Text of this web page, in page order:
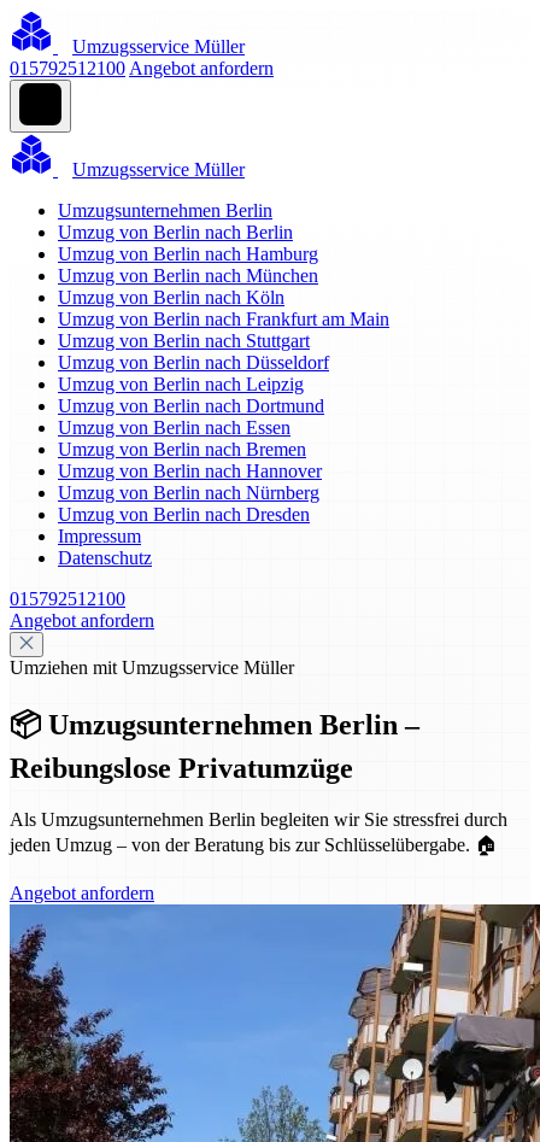
Umzugsservice Müller
015792512100 Angebot anfordern
Umzugsservice Müller
Umzugsunternehmen Berlin
Umzug von Berlin nach Berlin
Umzug von Berlin nach Hamburg
Umzug von Berlin nach München
Umzug von Berlin nach Köln
Umzug von Berlin nach Frankfurt am Main
Umzug von Berlin nach Stuttgart
Umzug von Berlin nach Düsseldorf
Umzug von Berlin nach Leipzig
Umzug von Berlin nach Dortmund
Umzug von Berlin nach Essen
Umzug von Berlin nach Bremen
Umzug von Berlin nach Hannover
Umzug von Berlin nach Nürnberg
Umzug von Berlin nach Dresden
Impressum
Datenschutz
015792512100
Angebot anfordern
Umziehen mit Umzugsservice Müller
📦 Umzugsunternehmen Berlin –
Reibungslose Privatumzüge
Als Umzugsunternehmen Berlin begleiten wir Sie stressfrei durch
jeden Umzug – von der Beratung bis zur Schlüsselübergabe. 🏠
Angebot anfordern